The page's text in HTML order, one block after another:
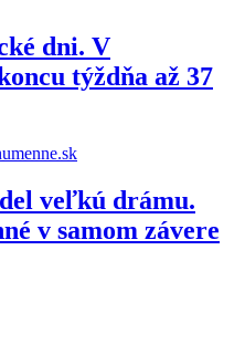
dni. V
týždňa až 37
veľkú drámu.
v samom závere